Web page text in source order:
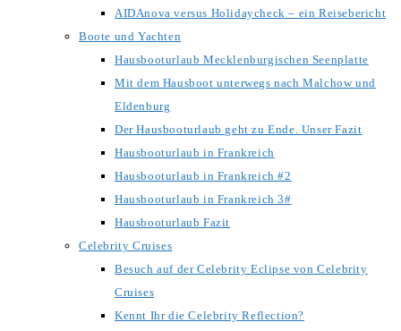
AIDAnova versus Holidaycheck – ein Reisebericht
Boote und Yachten
Hausbooturlaub Mecklenburgischen Seenplatte
Mit dem Hausboot unterwegs nach Malchow und
Eldenburg
Der Hausbooturlaub geht zu Ende. Unser Fazit
Hausbooturlaub in Frankreich
Hausbooturlaub in Frankreich #2
Hausbooturlaub in Frankreich 3#
Hausbooturlaub Fazit
Celebrity Cruises
Besuch auf der Celebrity Eclipse von Celebrity
Cruises
Kennt Ihr die Celebrity Reflection?